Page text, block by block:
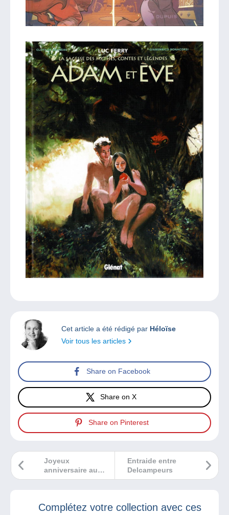
Cet article a été rédigé par Héloïse
Voir tous les articles
Share on Facebook
Share on X
Share on Pinterest
Entraide entre
Delcampeurs
Joyeux
anniversaire au
jeu vidéo !
Complétez votre collection avec ces